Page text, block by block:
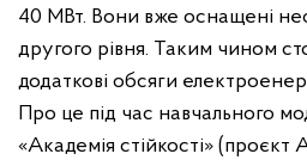
40 МВт. Вони вже оснащені
другого рівня. Таким чином
додаткові обсяги
Про це під час навчального
«Академія стійкості» (проєкт